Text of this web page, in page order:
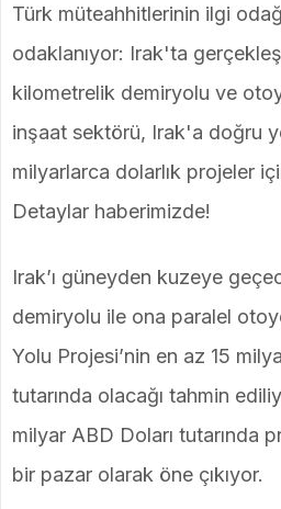
Türk müteahhitlerinin ilgi
odaklanıyor: Irak'ta
kilometrelik demiryolu ve
inşaat sektörü, Irak'a doğru
milyarlarca dolarlık projeler
Detaylar haberimizde!
Irak’ı güneyden kuzeye
demiryolu ile ona paralel
Yolu Projesi’nin en az 15
tutarında olacağı tahmin
milyar ABD Doları tutarında
bir pazar olarak öne çıkıyor.